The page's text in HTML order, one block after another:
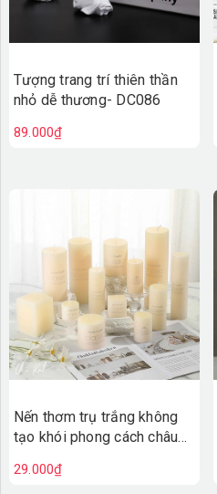
Tượng trang trí thiên thần
nhỏ dễ thương- DC086
89.000₫
Nến thơm trụ trắng không
tạo khói phong cách châu
29.000₫